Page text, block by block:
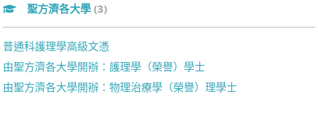
聖方濟各大學 (3)
普通科護理學高級文憑
由聖方濟各大學開辦：護理學（榮譽）學士
由聖方濟各大學開辦：物理治療學（榮譽）理學士